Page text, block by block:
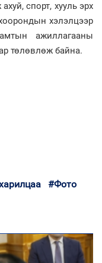
спорт, хууль эрх
хэлэлцээр
ажиллагааны
төлөвлөж байна.
#Фото